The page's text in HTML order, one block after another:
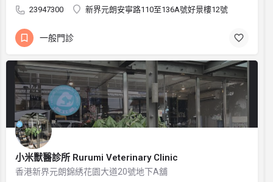
23947300 新界元朗安寧路110至136A號好景樓12號
一般門診
小米獸醫診所 Rurumi Veterinary Clinic
香港新界元朗錦綉花園大道20號地下A舖